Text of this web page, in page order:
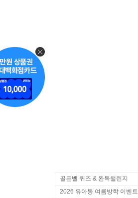
골든벨 퀴즈 & 완독챌린지
2026 유아동 여름방학 이벤트